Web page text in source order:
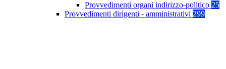
Provvedimenti organi indirizzo-politico 25
Provvedimenti dirigenti - amministrativi 299